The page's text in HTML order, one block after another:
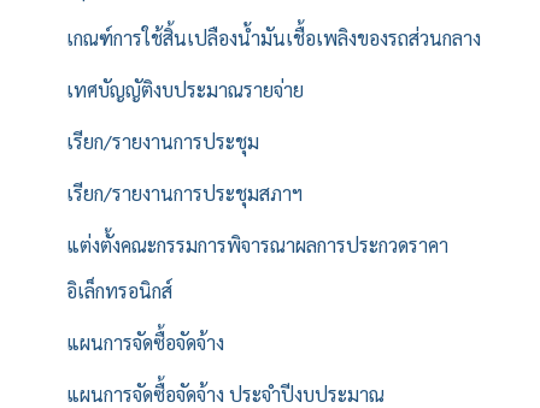
เกณฑ์การใช้สิ้นเปลืองน้ำมันเชื้อเพลิงของรถส่วนกลาง
เทศบัญญัติงบประมาณรายจ่าย
เรียก/รายงานการประชุม
เรียก/รายงานการประชุมสภาฯ
แต่งตั้งคณะกรรมการพิจารณาผลการประกวดราคา
อิเล็กทรอนิกส์
แผนการจัดซื้อจัดจ้าง
แผนการจัดซื้อจัดจ้าง ประจำปีงบประมาณ